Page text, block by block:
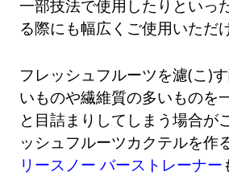
一部技法で使用したりといっ
る際にも幅広くご使用いただ
フレッシュフルーツを濾(こ)
いものや繊維質の多いものを
と目詰まりしてしまう場合が
ッシュフルーツカクテルを作
リースノー バーストレーナー